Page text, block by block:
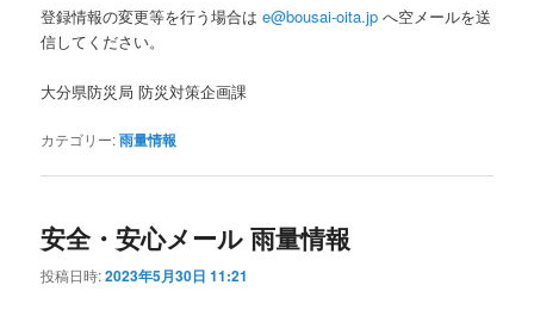
登録情報の変更等を行う場合はe@bousai-oita.jp へ空メールを送
信してください。
大分県防災局 防災対策企画課
カテゴリー:雨量情報
安全・安心メール 雨量情報
投稿日時:2023年5月30日 11:21